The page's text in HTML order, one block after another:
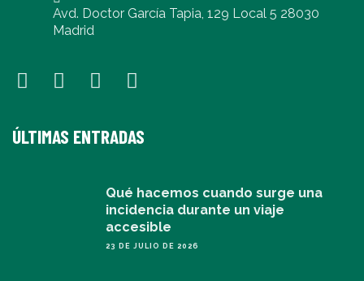
Avd. Doctor García Tapia, 129 Local 5 28030
Madrid
ÚLTIMAS ENTRADAS
Qué hacemos cuando surge una
incidencia durante un viaje
accesible
23 DE JULIO DE 2026